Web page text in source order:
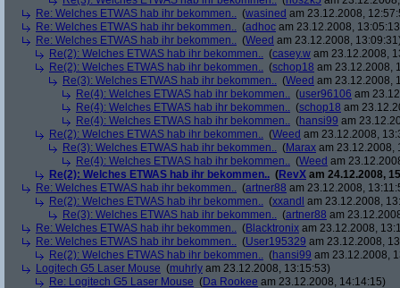
Re: Welches ETWAS hab ihr bekommen.. (wasined am 23.12.2008,
Re: Welches ETWAS hab ihr bekommen.. (adhoc am 23.12.2008,
Re: Welches ETWAS hab ihr bekommen.. (Weed am 23.12.2008,
Re(2): Welches ETWAS hab ihr bekommen.. (casey.w am 23.12.2008,
Re(2): Welches ETWAS hab ihr bekommen.. (schop18 am 23.12.2008,
Re(3): Welches ETWAS hab ihr bekommen.. (Weed am 23.12.2008,
Re(4): Welches ETWAS hab ihr bekommen.. (user96106 am
Re(4): Welches ETWAS hab ihr bekommen.. (schop18 am
Re(4): Welches ETWAS hab ihr bekommen.. (hansi99 am
Re(2): Welches ETWAS hab ihr bekommen.. (Weed am 23.12.2008,
Re(3): Welches ETWAS hab ihr bekommen.. (Marax am 23.12.2008,
Re(4): Welches ETWAS hab ihr bekommen.. (Weed am
Re(2): Welches ETWAS hab ihr bekommen.. (RevX am 24.12.2008,
Re: Welches ETWAS hab ihr bekommen.. (artner88 am 23.12.2008,
Re(2): Welches ETWAS hab ihr bekommen.. (xxandl am 23.12.2008,
Re(3): Welches ETWAS hab ihr bekommen.. (artner88 am
Re: Welches ETWAS hab ihr bekommen.. (Blacktronix am 23.12.2008,
Re: Welches ETWAS hab ihr bekommen.. (User195329 am 23.12.2008,
Re(2): Welches ETWAS hab ihr bekommen.. (hansi99 am 23.12.2008,
Logitech G5 Laser Mouse (muhrly am 23.12.2008, 13:15:53)
Re: Logitech G5 Laser Mouse (Da Rookee am 23.12.2008, 14:14:15)